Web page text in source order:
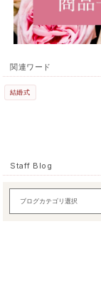
関連ワード
結婚式
Staff Blog